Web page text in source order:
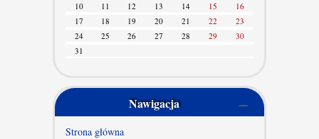
10
11 12 13 14 15
16
17
18 19 20 21 22
23
24
25 26 27 28 29
30
31
Nawigacja
Strona główna